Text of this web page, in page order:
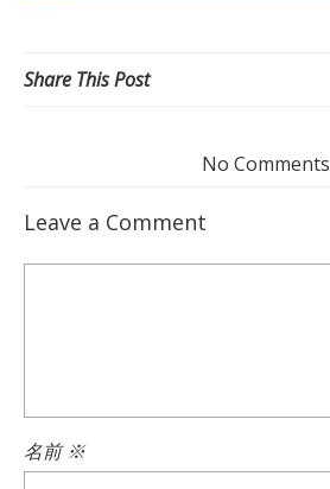
Share This Post
No Comments
Leave a Comment
名前※